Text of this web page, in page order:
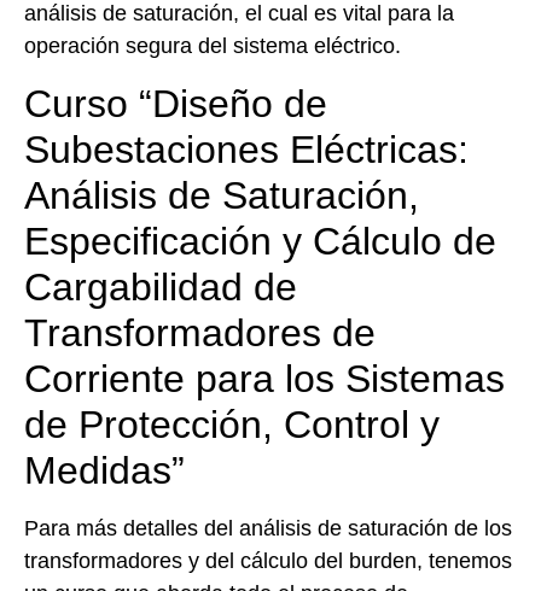
análisis de saturación, el cual es vital para la
operación segura del sistema eléctrico.
Curso “Diseño de
Subestaciones Eléctricas:
Análisis de Saturación,
Especificación y Cálculo de
Cargabilidad de
Transformadores de
Corriente para los Sistemas
de Protección, Control y
Medidas”
Para más detalles del análisis de saturación de los
transformadores y del cálculo del burden, tenemos